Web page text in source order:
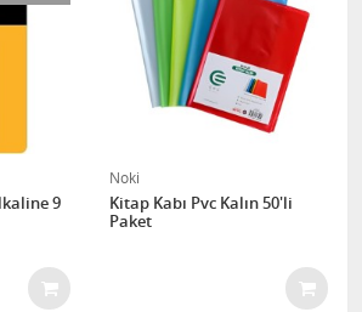
9
Noki
Kitap Kabı Pvc Kalın 50'li
Paket